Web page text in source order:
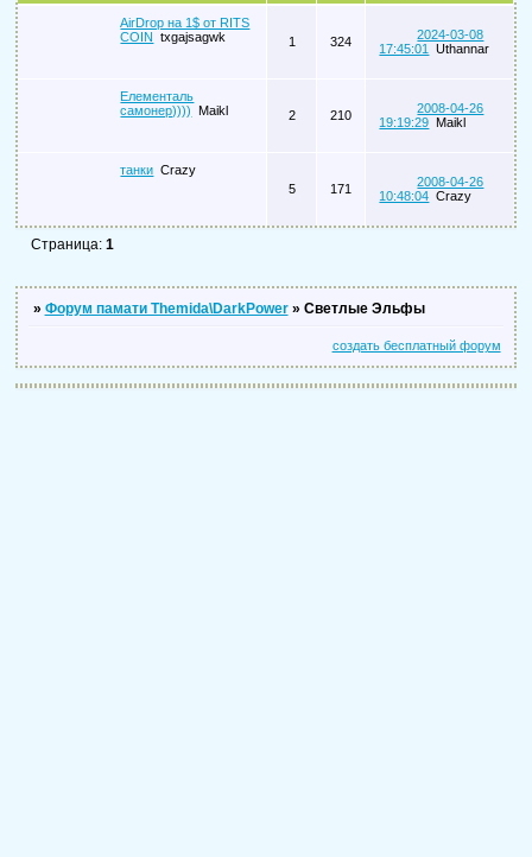
AirDrop на 1$ от RITS
COIN
txgajsagwk 1 324
2024-03-08
17:45:01
Uthannar
Елементаль
самонер))))
Maikl 2 210
2008-04-26
19:19:29 Maikl
танки Crazy
5
171
2008-04-26
10:48:04 Crazy
Страница: 1
» Форум памати Themida\DarkPower » Светлые Эльфы
создать бесплатный форум